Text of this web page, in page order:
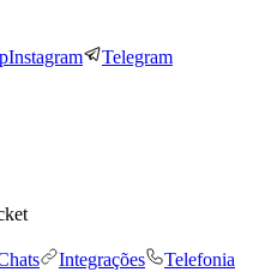
Instagram Telegram
Integrações
Telefonia